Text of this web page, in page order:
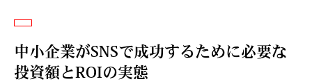
中小企業がSNSで成功するために必要な
投資額とROIの実態